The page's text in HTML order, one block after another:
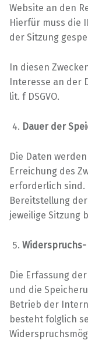
Website an den
Hierfür muss die
der Sitzung
In diesen
Interesse an der
lit. f DSGVO.
Dauer der
Die Daten
Erreichung des
erforderlich sind.
Bereitstellung
jeweilige Sitzung
Die Erfassung
und die
Betrieb der
besteht folglich